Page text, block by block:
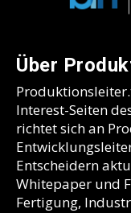
Über
Interest-Seiten
richtet sich an
Entscheidern
Whitepaper und
Fertigung,